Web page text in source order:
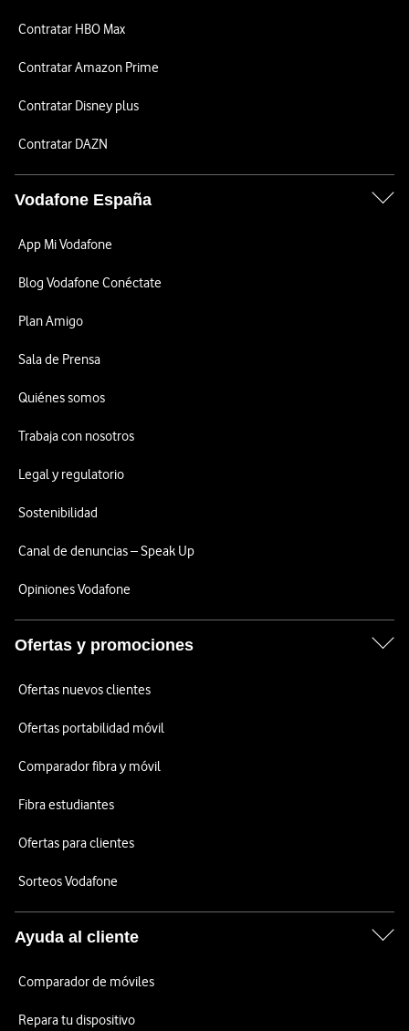
Contratar HBO Max
Contratar Amazon Prime
Contratar Disney plus
Contratar DAZN
Vodafone España
App Mi Vodafone
Blog Vodafone Conéctate
Plan Amigo
Sala de Prensa
Quiénes somos
Trabaja con nosotros
Legal y regulatorio
Sostenibilidad
Canal de denuncias – Speak Up
Opiniones Vodafone
Ofertas y promociones
Ofertas nuevos clientes
Ofertas portabilidad móvil
Comparador fibra y móvil
Fibra estudiantes
Ofertas para clientes
Sorteos Vodafone
Ayuda al cliente
Comparador de móviles
Repara tu dispositivo